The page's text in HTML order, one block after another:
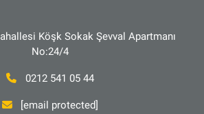
Köşk Sokak Şevval Apartmanı
No:24/4
0212 541 05 44
[email protected]